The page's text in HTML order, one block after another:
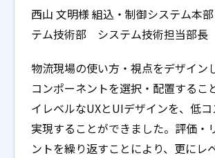
西山 文明様 組込・制御システム本
テム技術部 システム技術担当部長
物流現場の使い方・視点をデザイン
コンポーネントを選択・配置するこ
イレベルなUXとUIデザインを、低
実現することができました。評価・
ントを繰り返すことにより、更にレ